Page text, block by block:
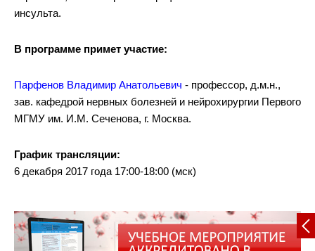
инсульта.
В программе примет участие:
Парфенов Владимир Анатольевич - профессор, д.м.н.,
зав. кафедрой нервных болезней и нейрохирургии Первого
МГМУ им. И.М. Сеченова, г. Москва.
График трансляции:
6 декабря 2017 года 17:00-18:00 (мск)